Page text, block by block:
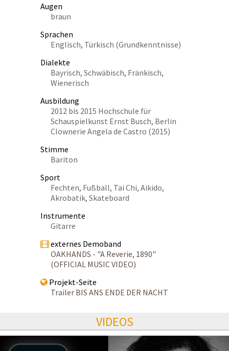
Augen
braun
Sprachen
Englisch, Türkisch (Grundkenntnisse)
Dialekte
Bayrisch, Schwäbisch, Fränkisch,
Wienerisch
Ausbildung
2012 bis 2015 Hochschule für
Schauspielkunst Ernst Busch, Berlin
Clownerie Angela de Castro (2015)
Stimme
Bariton
Sport
Fechten, Fußball, Tai Chi, Aikido,
Akrobatik, Skateboard
Instrumente
Gitarre
externes Demoband
OAKHANDS - "A Reverie, 1890"
(OFFICIAL MUSIC VIDEO)
Projekt-Seite
Trailer BIS ANS ENDE DER NACHT
VIDEOS